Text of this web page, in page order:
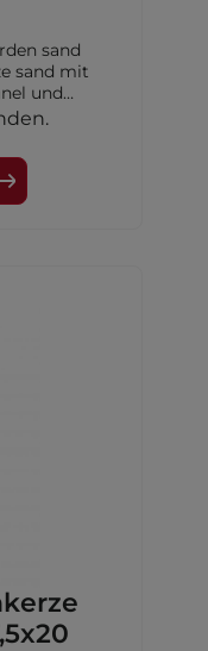
sand
sand mit
und
1xAA